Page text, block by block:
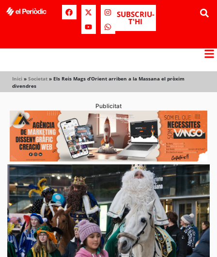
SUBSCRIU-
T'HI
Inici » Societat » Els Reis Mags d’Orient arriben a la Massana el pròxim
divendres
Publicitat